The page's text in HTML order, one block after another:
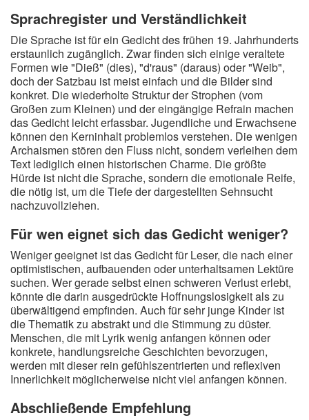
Sprachregister und Verständlichkeit
Die Sprache ist für ein Gedicht des frühen 19. Jahrhunderts
erstaunlich zugänglich. Zwar finden sich einige veraltete
Formen wie "Dieß" (dies), "d'raus" (daraus) oder "Weib",
doch der Satzbau ist meist einfach und die Bilder sind
konkret. Die wiederholte Struktur der Strophen (vom
Großen zum Kleinen) und der eingängige Refrain machen
das Gedicht leicht erfassbar. Jugendliche und Erwachsene
können den Kerninhalt problemlos verstehen. Die wenigen
Archaismen stören den Fluss nicht, sondern verleihen dem
Text lediglich einen historischen Charme. Die größte
Hürde ist nicht die Sprache, sondern die emotionale Reife,
die nötig ist, um die Tiefe der dargestellten Sehnsucht
nachzuvollziehen.
Für wen eignet sich das Gedicht weniger?
Weniger geeignet ist das Gedicht für Leser, die nach einer
optimistischen, aufbauenden oder unterhaltsamen Lektüre
suchen. Wer gerade selbst einen schweren Verlust erlebt,
könnte die darin ausgedrückte Hoffnungslosigkeit als zu
überwältigend empfinden. Auch für sehr junge Kinder ist
die Thematik zu abstrakt und die Stimmung zu düster.
Menschen, die mit Lyrik wenig anfangen können oder
konkrete, handlungsreiche Geschichten bevorzugen,
werden mit dieser rein gefühlszentrierten und reflexiven
Innerlichkeit möglicherweise nicht viel anfangen können.
Abschließende Empfehlung